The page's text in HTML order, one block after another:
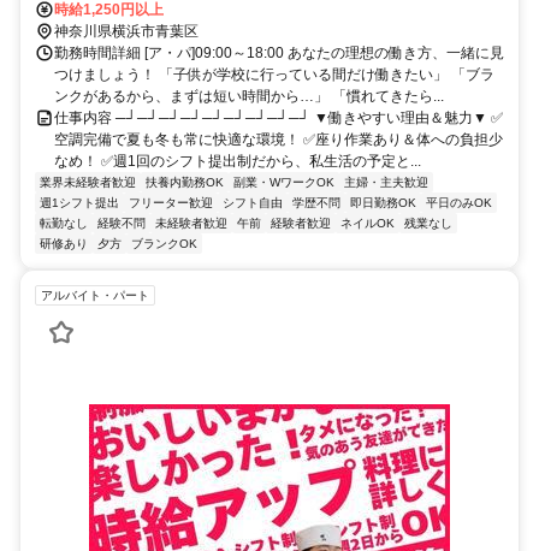
駅 徒歩15分 東急田園都市線 あざみ野駅 徒歩18分
時給1,250円以上
神奈川県横浜市青葉区
勤務時間詳細 [ア・パ]09:00～18:00 あなたの理想の働き方、一緒に見
つけましょう！ 「子供が学校に行っている間だけ働きたい」 「ブラ
ンクがあるから、まずは短い時間から…」 「慣れてきたら...
仕事内容 ─┘─┘─┘─┘─┘─┘─┘─┘─┘ ▼働きやすい理由＆魅力▼ ✅
空調完備で夏も冬も常に快適な環境！ ✅座り作業あり＆体への負担少
なめ！ ✅週1回のシフト提出制だから、私生活の予定と...
業界未経験者歓迎 扶養内勤務OK 副業・WワークOK
主婦・主夫歓迎
週1シフト提出
フリーター歓迎 シフト自由 学歴不問 即日勤務OK
平日のみOK
転勤なし
経験不問 未経験者歓迎 午前 経験者歓迎 ネイルOK
残業なし
研修あり
夕方 ブランクOK
アルバイト・パート